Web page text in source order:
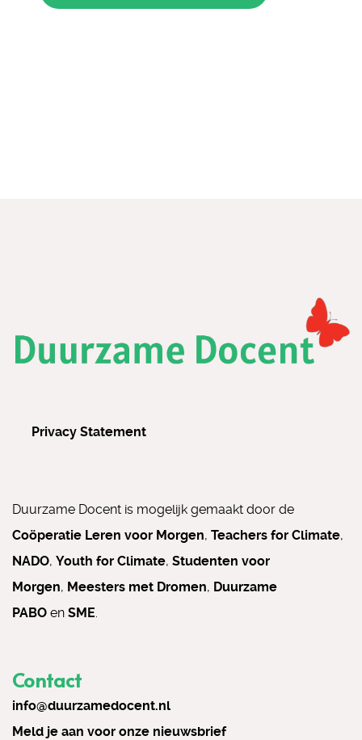
Privacy Statement
Duurzame Docent is mogelijk gemaakt door de
Coöperatie Leren voor Morgen, Teachers for Climate,
NADO, Youth for Climate, Studenten voor
Morgen, Meesters met Dromen, Duurzame
PABO en SME.
Contact
info@duurzamedocent.nl
Meld je aan voor onze nieuwsbrief